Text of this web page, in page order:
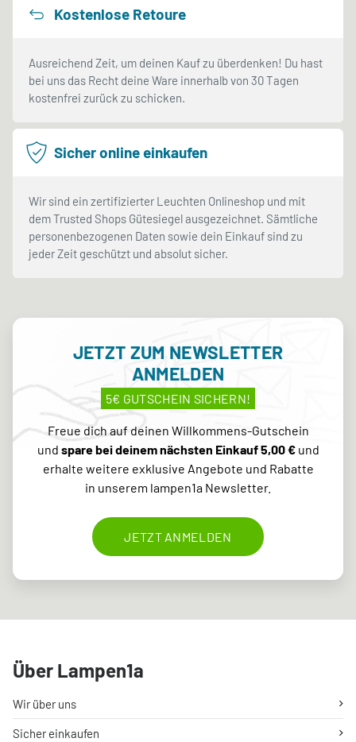
Kostenlose Retoure
Ausreichend Zeit, um deinen Kauf zu überdenken! Du hast
bei uns das Recht deine Ware innerhalb von 30 Tagen
kostenfrei zurück zu schicken.
Sicher online einkaufen
Wir sind ein zertifizierter Leuchten Onlineshop und mit
dem Trusted Shops Gütesiegel ausgezeichnet. Sämtliche
personenbezogenen Daten sowie dein Einkauf sind zu
jeder Zeit geschützt und absolut sicher.
JETZT ZUM NEWSLETTER
ANMELDEN
5€ GUTSCHEIN SICHERN!
Freue dich auf deinen Willkommens-Gutschein
und spare bei deinem nächsten Einkauf 5,00 €und
erhalte weitere exklusive Angebote und Rabatte
in unserem lampen1a Newsletter.
JETZT ANMELDEN
Über Lampen1a
Wir über uns
Sicher einkaufen